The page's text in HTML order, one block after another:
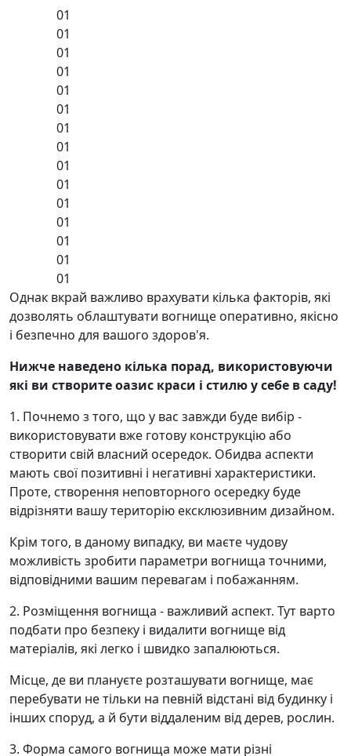
01
01
01
01
01
01
01
01
01
01
01
01
01
01
01
Однак вкрай важливо врахувати кілька факторів, які
дозволять облаштувати вогнище оперативно, якісно
і безпечно для вашого здоров'я.
Нижче наведено кілька порад, використовуючи
які ви створите оазис краси і стилю у себе в саду!
1. Почнемо з того, що у вас завжди буде вибір -
використовувати вже готову конструкцію або
створити свій власний осередок. Обидва аспекти
мають свої позитивні і негативні характеристики.
Проте, створення неповторного осередку буде
відрізняти вашу територію ексклюзивним дизайном.
Крім того, в даному випадку, ви маєте чудову
можливість зробити параметри вогнища точними,
відповідними вашим перевагам і побажанням.
2. Розміщення вогнища - важливий аспект. Тут варто
подбати про безпеку і видалити вогнище від
матеріалів, які легко і швидко запалюються.
Місце, де ви плануєте розташувати вогнище, має
перебувати не тільки на певній відстані від будинку і
інших споруд, а й бути віддаленим від дерев, рослин.
3. Форма самого вогнища може мати різні